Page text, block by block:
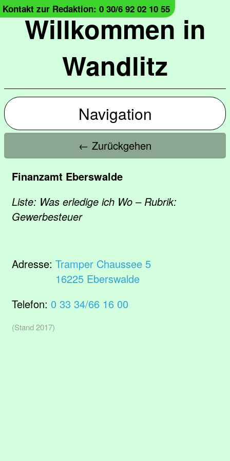
Willkommen in
Wandlitz
Kontakt zur Redaktion: 0 30/6 92 02 10 55
Navigation
← Zurückgehen
Finanzamt Eberswalde
Liste: Was erledige ich Wo – Rubrik:
Gewerbesteuer
Adresse: Tramper Chaussee 5
16225 Eberswalde
Telefon: 0 33 34/66 16 00
(Stand 2017)